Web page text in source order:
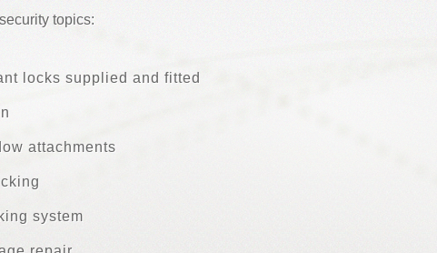
topics:
locks supplied and fitted
attachments
system